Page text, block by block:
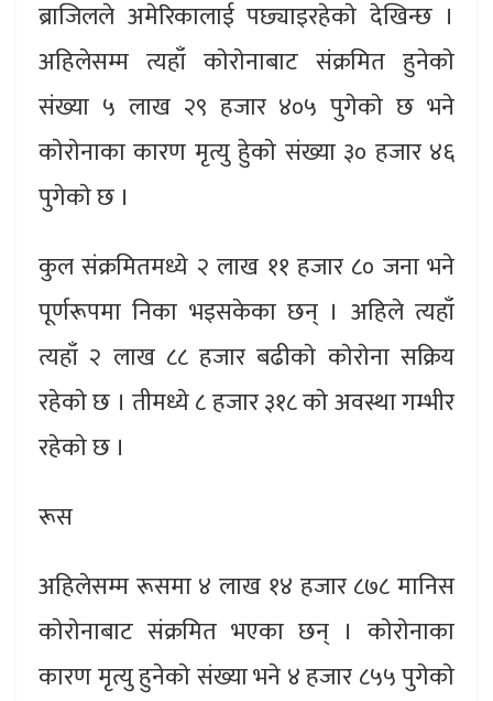
ब्राजिलले अमेरिकालाई पछ्याइरहेकाे देखिन्छ ।
अहिलेसम्म त्यहाँ काेराेनाबाट संक्रमित हुनेकाे
संख्या ५ लाख २९ हजार ४०५ पुगेकाे छ भने
काेराेनाका कारण मृत्यु हुेकाे संख्या ३० हजार ४६
पुगेकाे छ ।
कुल संक्रमितमध्ये २ लाख ११ हजार ८० जना भने
पूर्णरूपमा निका भइसकेका छन् । अहिले त्यहाँ
त्यहाँ २ लाख ८८ हजार बढीकाे काेराेना सक्रिय
रहेकाे छ । तीमध्ये ८ हजार ३१८ काे अवस्था गम्भीर
रहेकाे छ ।
रूस
अहिलेसम्म रूसमा ४ लाख १४ हजार ८७८ मानिस
काेराेनाबाट संक्रमित भएका छन् । काेराेनाका
कारण मृत्यु हुनेकाे संख्या भने ४ हजार ८५५ पुगेकाे